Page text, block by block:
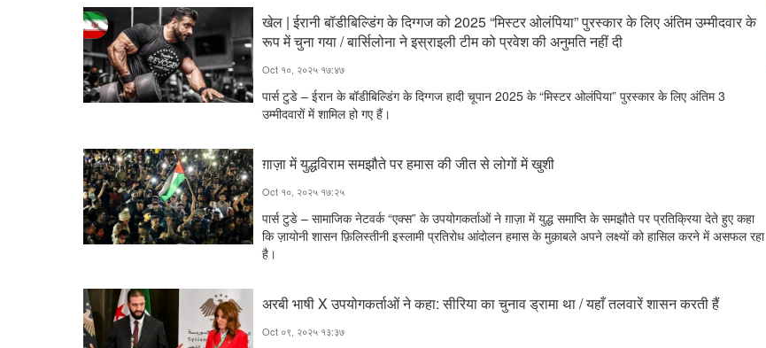
खेल | ईरानी बॉडीबिल्डिंग के दिग्गज को 2025 “मिस्टर ओलंपिया” पुरस्कार के लिए अंतिम उम्मीदवार के
रूप में चुना गया / बार्सिलोना ने इस्राइली टीम को प्रवेश की अनुमति नहीं दी
Oct १०, २०२५ १७:४७
पार्स टुडे – ईरान के बॉडीबिल्डिंग के दिग्गज हादी चूपान 2025 के “मिस्टर ओलंपिया” पुरस्कार के लिए अंतिम 3
उम्मीदवारों में शामिल हो गए हैं।
ग़ाज़ा में युद्धविराम समझौते पर हमास की जीत से लोगों में खुशी
Oct १०, २०२५ १७:२५
पार्स टुडे – सामाजिक नेटवर्क “एक्स” के उपयोगकर्ताओं ने ग़ाज़ा में युद्ध समाप्ति के समझौते पर प्रतिक्रिया देते हुए कहा
कि ज़ायोनी शासन फ़िलिस्तीनी इस्लामी प्रतिरोध आंदोलन हमास के मुक़ाबले अपने लक्ष्यों को हासिल करने में असफल रहा
है।
अरबी भाषी X उपयोगकर्ताओं ने कहा: सीरिया का चुनाव ड्रामा था / यहाँ तलवारें शासन करती हैं
Oct ०९, २०२५ १३:३७